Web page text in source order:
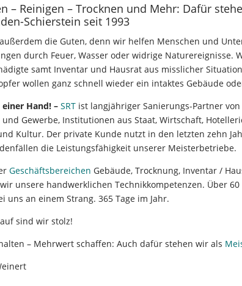
– Reinigen – Trocknen und Mehr: Dafür
Schierstein seit 1993
die Guten, denn wir helfen Menschen und
durch Feuer, Wasser oder widrige Naturereignisse.
samt Inventar und Hausrat aus misslicher
wollen ganz schnell wieder ein intaktes Gebäude
Hand! – SRT ist langjähriger Sanierungs-Partner
Gewerbe, Institutionen aus Staat, Wirtschaft,
Kultur. Der private Kunde nutzt in den letzten zehn
die Leistungsfähigkeit unserer Meisterbetriebe.
Geschäftsbereichen Gebäude, Trocknung, Inventar /
unsere handwerklichen Technikkompetenzen. Über
uns an einem Strang. 365 Tage im Jahr.
sind wir stolz!
– Mehrwert schaffen: Auch dafür stehen wir als